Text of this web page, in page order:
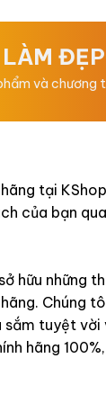
LÀM ĐẸP
và chương
tại
của bạn
hữu những
Chúng
tuyệt vời
hãng